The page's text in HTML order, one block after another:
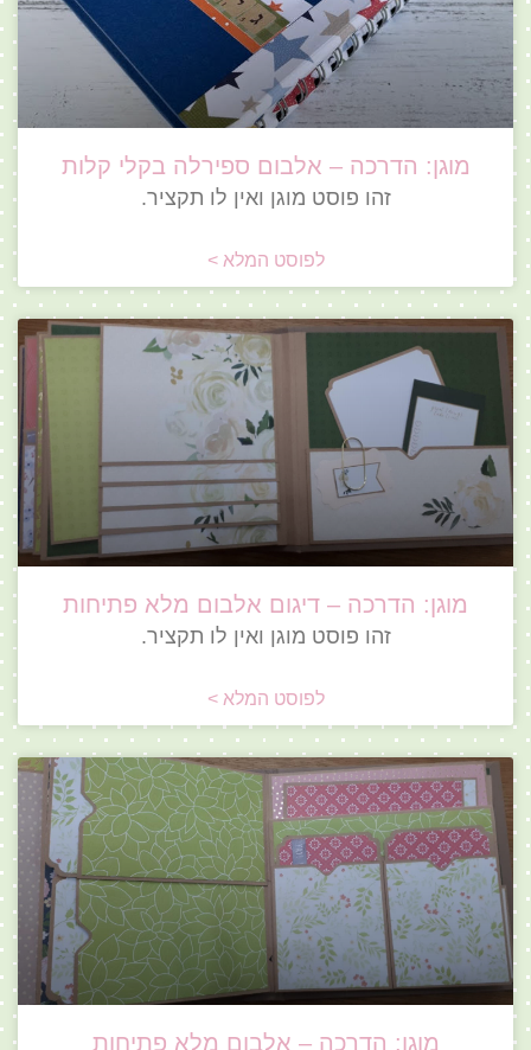
מוגן: הדרכה – אלבום ספירלה בקלי קלות
זהו פוסט מוגן ואין לו תקציר.
לפוסט המלא >
מוגן: הדרכה – דיגום אלבום מלא פתיחות
זהו פוסט מוגן ואין לו תקציר.
לפוסט המלא >
מוגן: הדרכה – אלבום מלא פתיחות